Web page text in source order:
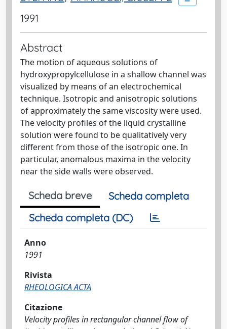
1991
Abstract
The motion of aqueous solutions of
hydroxypropylcellulose in a shallow channel was
visualized by means of an electrochemical
technique. Isotropic and anisotropic solutions
of approximately the same viscosity were used.
The velocity profiles of the liquid crystalline
solution were found to be qualitatively very
different from those of the isotropic one. In
particular, anomalous maxima in the velocity
near the side walls were observed.
Scheda breve
Scheda completa
Scheda completa (DC)
Anno
1991
Rivista
RHEOLOGICA ACTA
Citazione
Velocity profiles in rectangular channel flow of